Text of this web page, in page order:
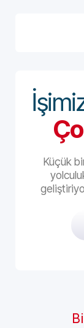
Küçük